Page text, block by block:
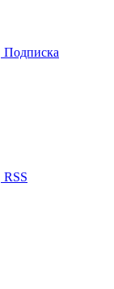
Подписка
RSS